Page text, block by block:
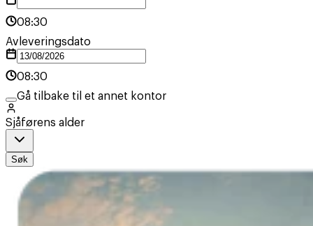
08:30
Avleveringsdato
08:30
Gå tilbake til et annet kontor
Sjåførens alder
Søk